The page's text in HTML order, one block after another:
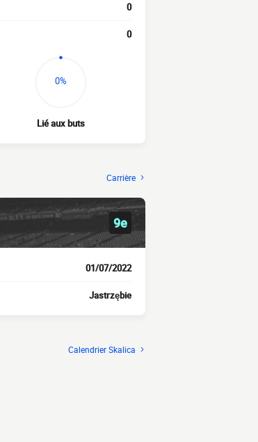
0
0
0%
Lié aux buts
Carrière
9e
01/07/2022
Jastrzębie
Calendrier Skalica